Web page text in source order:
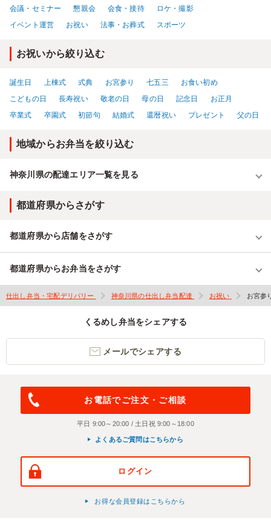
じ、美味しく楽しく笑顔になれるお弁当でした！
会議・セミナー 懇親会 会食・接待
ロケ・撮影
イベント運営
お祝い 法事・お葬式 スポーツ
お祝いから絞り込む
誕生日 上棟式 式典 お宮参り 七五三
お食い初め
こどもの日
長寿祝い 敬老の日 母の日 記念日
お正月
卒業式
卒園式 初節句 結婚式 還暦祝い プレゼント 父の日
地域からお弁当を絞り込む
神奈川県の配達エリア一覧を見る
都道府県からさがす
都道府県から店舗をさがす
都道府県からお弁当をさがす
仕出し弁当・宅配デリバリー 神奈川県の仕出し弁当配達 お祝い お宮参
くるめし弁当をシェアする
メールでシェアする
お電話でご注文・ご相談
平日 9:00～20:00 / 土日祝 9:00～18:00
よくあるご質問はこちらから
ログイン
お得な会員登録はこちらから